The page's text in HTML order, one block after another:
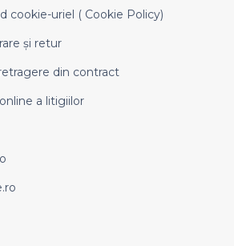
cookie-uriel ( Cookie Policy)
și retur
din contract
a litigiilor